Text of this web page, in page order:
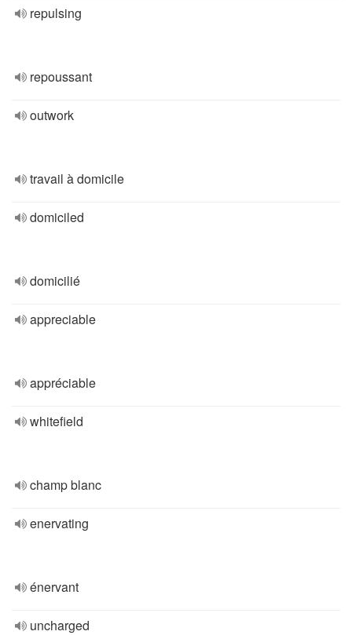
repulsing
repoussant
outwork
travail à domicile
domiciled
domicilié
appreciable
appréciable
whitefield
champ blanc
enervating
énervant
uncharged